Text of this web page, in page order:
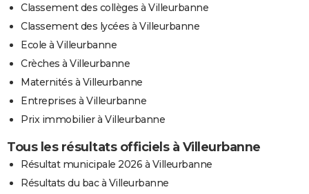
Classement des collèges à Villeurbanne
Classement des lycées à Villeurbanne
Ecole à Villeurbanne
Crèches à Villeurbanne
Maternités à Villeurbanne
Entreprises à Villeurbanne
Prix immobilier à Villeurbanne
Tous les résultats officiels à Villeurbanne
Résultat municipale 2026 à Villeurbanne
Résultats du bac à Villeurbanne